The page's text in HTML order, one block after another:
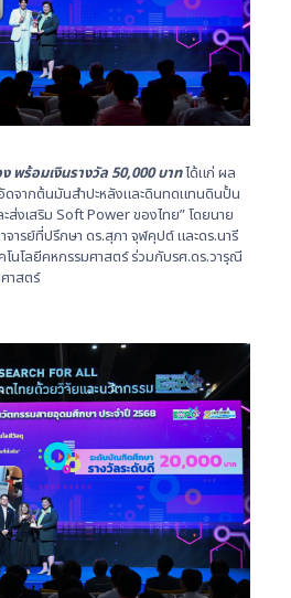
พร้อมเงินรางวัล50,000 บาทได้แก่ ผล
ดจากต้นมันสำปะหลังและดินทดแทนดินปั้น
ส่งเสริม Soft Power ของไทย” โดยนาย
รย์ที่ปรึกษา ดร.สุภา จุฬคุปต์ และดร.นารี
นโลยีคหกรรมศาสตร์ ร่วมกับรศ.ดร.วารุณี
าสตร์